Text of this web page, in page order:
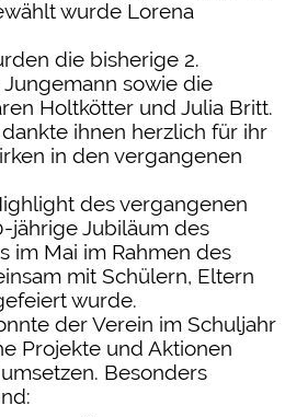
wurde Lorena
die bisherige 2.
sowie die
Holtkötter und Julia Britt.
ihnen herzlich für ihr
in den vergangenen
des vergangenen
jährige Jubiläum des
im Mai im Rahmen des
mit Schülern, Eltern
wurde.
der Verein im Schuljahr
Projekte und Aktionen
Besonders